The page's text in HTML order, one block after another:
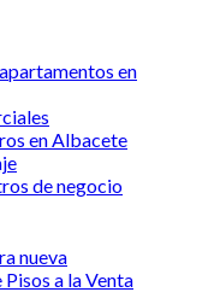
en
en Albacete
de negocio
nueva
a la Venta